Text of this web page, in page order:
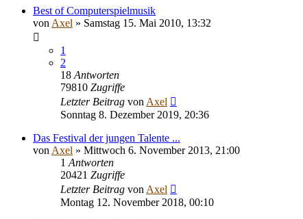
Best of Computerspielmusik
von Axel » Samstag 15. Mai 2010, 13:32
1
2
18 Antworten
79810 Zugriffe
Letzter Beitrag von Axel
Sonntag 8. Dezember 2019, 20:36
Das Festival der jungen Talente ...
von Axel » Mittwoch 6. November 2013, 21:00
1 Antworten
20421 Zugriffe
Letzter Beitrag von Axel
Montag 12. November 2018, 00:10